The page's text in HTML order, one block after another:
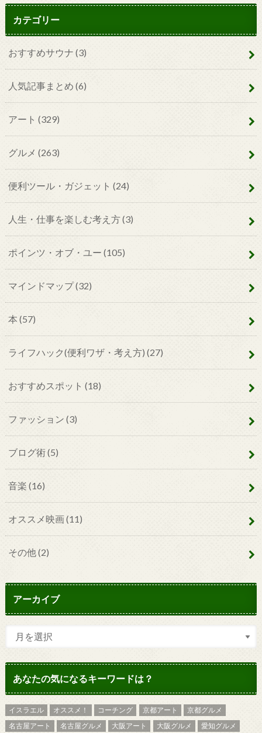
カテゴリー
おすすめサウナ (3)
人気記事まとめ (6)
アート (329)
グルメ (263)
便利ツール・ガジェット (24)
人生・仕事を楽しむ考え方(3)
ポインツ・オブ・ユー (105)
マインドマップ(32)
本 (57)
ライフハック(便利ワザ・考え方) (27)
おすすめスポット (18)
ファッション (3)
ブログ術(5)
音楽 (16)
オススメ映画(11)
その他(2)
アーカイブ
あなたの気になるキーワードは？
イスラエル オススメ！ コーチング 京都アート
京都グルメ
名古屋アート
名古屋グルメ 大阪アート 大阪グルメ
愛知グルメ